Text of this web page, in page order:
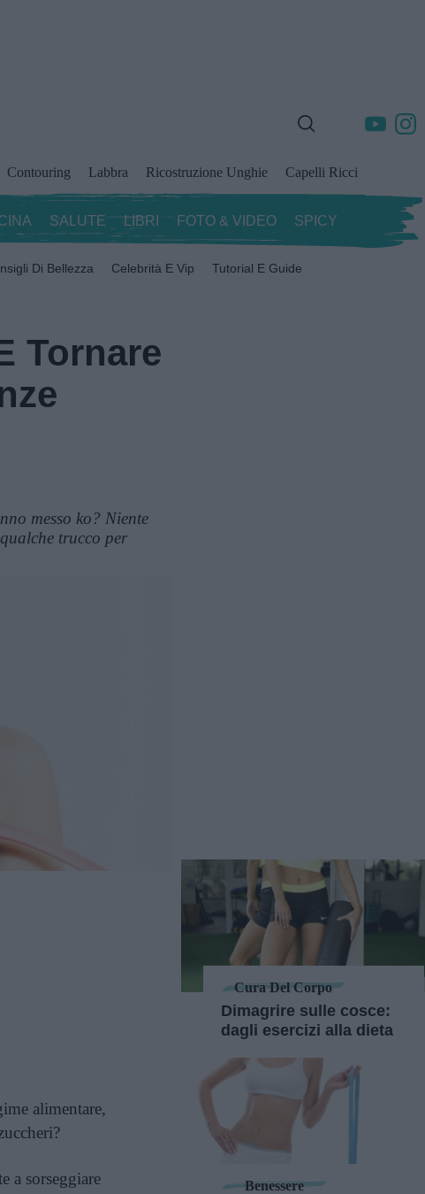
Contouring Labbra Ricostruzione Unghie Capelli Ricci
SALUTE LIBRI FOTO & VIDEO SPICY
Di Bellezza Celebrità E Vip Tutorial E Guide
Tornare
messo ko? Niente
trucco per
alimentare,
a sorseggiare
Cura Del Corpo
Dimagrire sulle cosce:
dagli esercizi alla dieta
Benessere